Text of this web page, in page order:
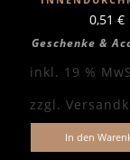
0,51 €
Geschenke &
inkl. 19 %
zzgl.
In den